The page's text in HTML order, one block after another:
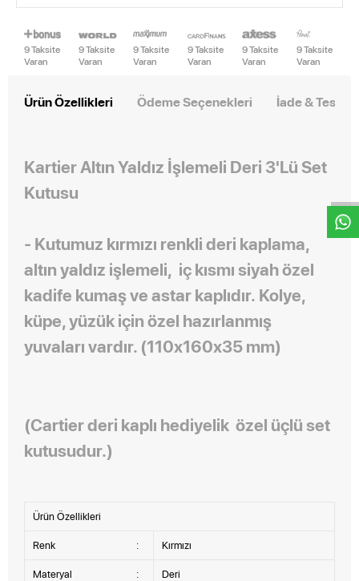
9 Taksite
Varan
9 Taksite
Varan
9 Taksite
Varan
9 Taksite
Varan
9 Taksite
Varan
9 Taksite
Varan
Ürün Özellikleri Ödeme Seçenekleri İade &
Kartier Altın Yaldız İşlemeli Deri 3'Lü Set
Kutusu
- Kutumuz kırmızı renkli deri kaplama,
altın yaldız işlemeli, iç kısmı siyah özel
kadife kumaş ve astar kaplıdır. Kolye,
küpe, yüzük için özel hazırlanmış
yuvaları vardır. (110x160x35 mm)
(Cartier deri kaplı hediyelik özel üçlü set
kutusudur.)
Ürün Özellikleri
Renk : Kırmızı
Materyal : Deri